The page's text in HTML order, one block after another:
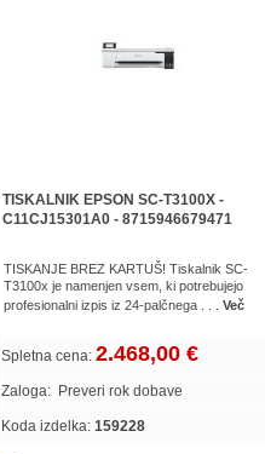
TISKALNIK EPSON SC-T3100X -
C11CJ15301A0 - 8715946679471
TISKANJE BREZ KARTUŠ! Tiskalnik SC-
T3100x je namenjen vsem, ki potrebujejo
profesionalni izpis iz 24-palčnega . . . Več
Spletna cena: 2.468,00 €
Zaloga: Preveri rok dobave
Koda izdelka: 159228